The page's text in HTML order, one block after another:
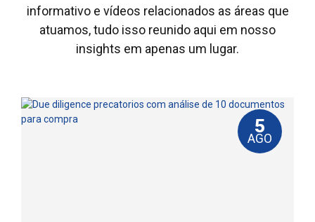
informativo e vídeos relacionados as áreas que
atuamos, tudo isso reunido aqui em nosso
insights em apenas um lugar.
5
AGO